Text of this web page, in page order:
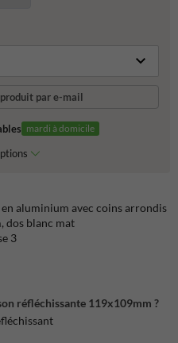
par e-mail
mardi à domicile
aluminium avec coins arrondis
dos blanc mat
3
réfléchissante 119x109mm ?